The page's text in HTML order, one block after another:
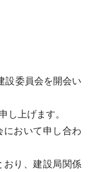
委員会を開会い
し上げます。
おいて申し合わ
り、建設局関係